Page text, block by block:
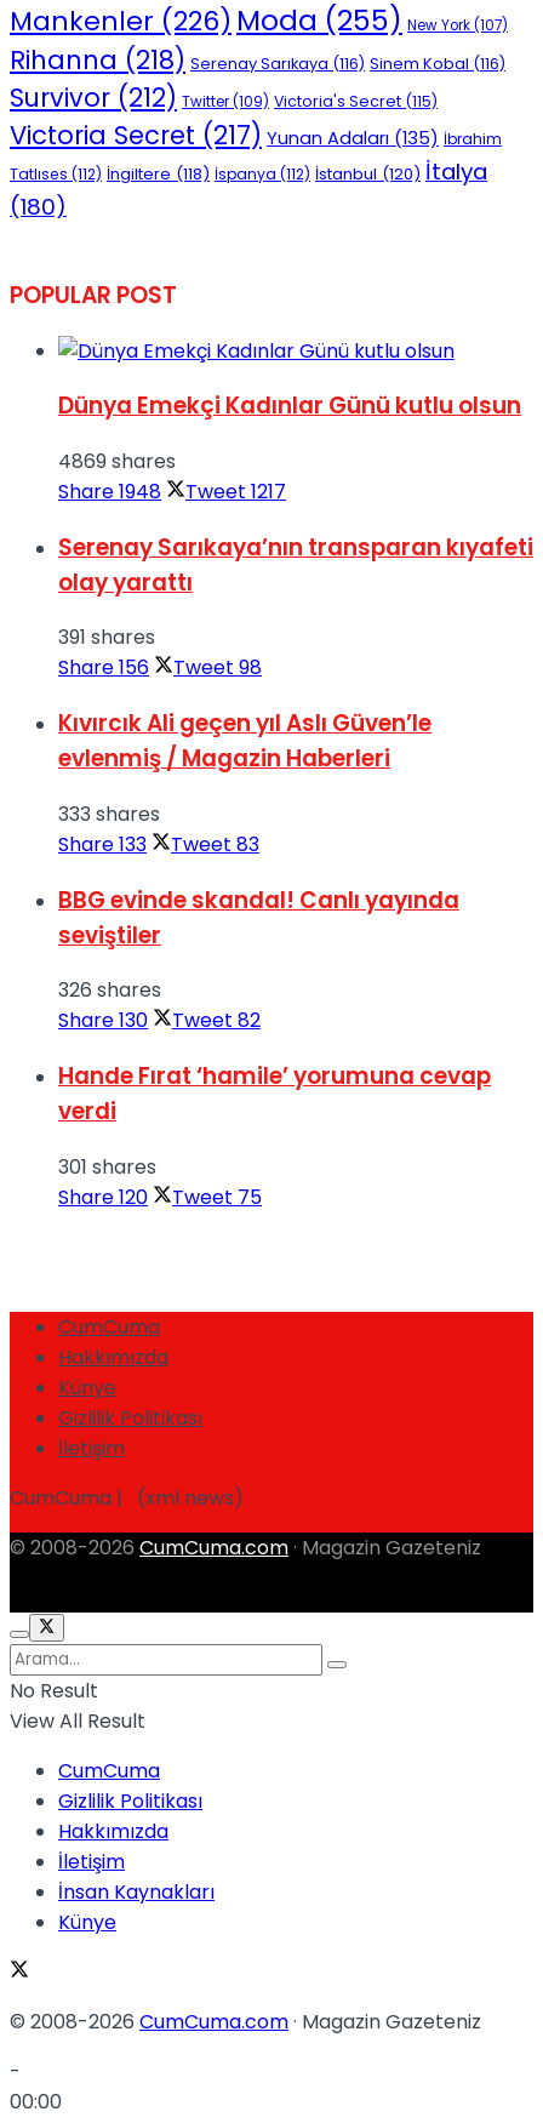
Mankenler (226) Moda (255) New York(107)
Rihanna (218) Serenay Sarıkaya (116) Sinem Kobal (116)
Survivor (212) Twitter(109) Victoria's Secret (115)
Victoria Secret (217) Yunan Adaları (135) İbrahim
Tatlıses (112) İngiltere (118) İspanya (112) İstanbul (120) İtalya
(180)
POPULAR POST
Dünya Emekçi Kadınlar Günü kutlu olsun
4869 shares
Share1948 Tweet 1217
Serenay Sarıkaya’nın transparan kıyafeti
olay yarattı
391 shares
Share156 Tweet 98
Kıvırcık Ali geçen yıl Aslı Güven’le
evlenmiş / Magazin Haberleri
333 shares
Share133 Tweet 83
BBG evinde skandal! Canlı yayında
seviştiler
326 shares
Share130 Tweet 82
Hande Fırat ‘hamile’ yorumuna cevap
verdi
301 shares
Share120 Tweet 75
CumCuma
Hakkımızda
Künye
Gizlilik Politikası
İletişim
CumCuma | (xml news)
© 2008-2026 CumCuma.com · Magazin Gazeteniz
No Result
View All Result
CumCuma
Gizlilik Politikası
Hakkımızda
İletişim
İnsan Kaynakları
Künye
© 2008-2026 CumCuma.com· Magazin Gazeteniz
-
00:00